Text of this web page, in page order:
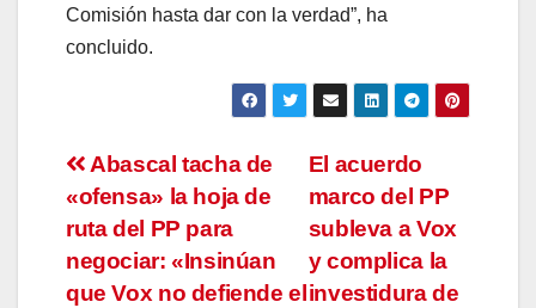
Comisión hasta dar con la verdad”, ha
concluido.
Navegación
de
entradas
El acuerdo
marco del PP
subleva a Vox
y complica la
investidura de
Abascal tacha de
«ofensa» la hoja de
ruta del PP para
negociar: «Insinúan
que Vox no defiende el